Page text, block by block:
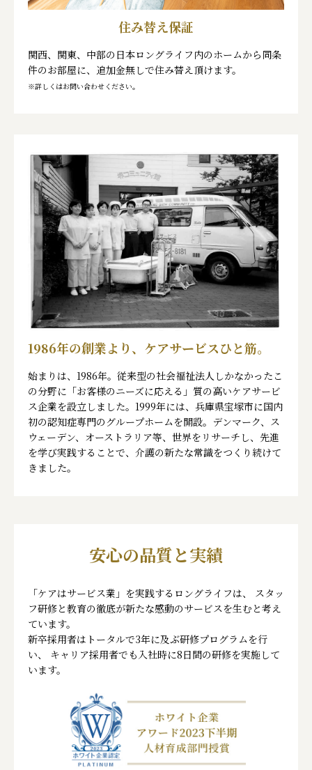
住み替え保証
関西、関東、中部の日本ロングライフ内のホームから同条
件のお部屋に、追加金無しで住み替え頂けます。
※詳しくはお問い合わせください。
1986年の創業より、 ケアサービスひと筋。
始まりは、1986年。従来型の社会福祉法人しかなかったこ
の分野に「お客様のニーズに応える」質の高いケアサービ
ス企業を設立しました。1999年には、兵庫県宝塚市に国内
初の認知症専門のグループホームを開設。デンマーク、ス
ウェーデン、オーストラリア等、世界をリサーチし、先進
を学び実践することで、介護の新たな常識をつくり続けて
きました。
安心の品質と実績
「ケアはサービス業」を実践するロングライフは、
スタッ
フ研修と教育の徹底が新たな感動のサービスを生むと考え
ています。
新卒採用者はトータルで3年に及ぶ研修プログラムを行
い、
キャリア採用者でも入社時に8日間の研修を実施して
います。